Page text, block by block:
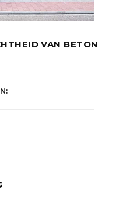
VAN BETON